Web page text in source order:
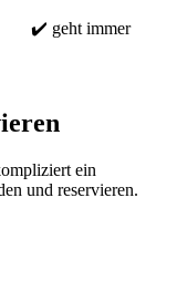
✔️ geht immer
ein
und reservieren.